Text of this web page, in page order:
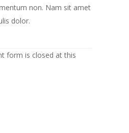
non. Nam sit amet
dolor.
form is closed at this